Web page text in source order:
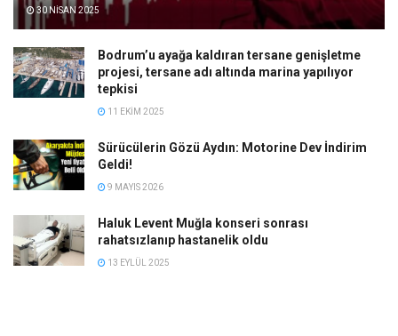
30 NISAN 2025
Bodrum’u ayağa kaldıran tersane genişletme
projesi, tersane adı altında marina yapılıyor
tepkisi
11 EKIM 2025
Sürücülerin Gözü Aydın: Motorine Dev İndirim
Geldi!
9 MAYIS 2026
Haluk Levent Muğla konseri sonrası
rahatsızlanıp hastanelik oldu
13 EYLÜL 2025